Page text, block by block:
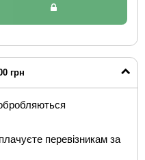
грн
перевізникам за